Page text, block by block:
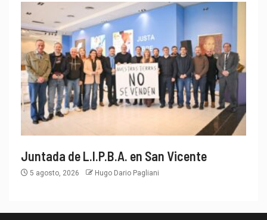
Juntada de L.I.P.B.A. en San Vicente
5 agosto, 2026 Hugo Dario Pagliani